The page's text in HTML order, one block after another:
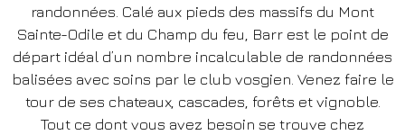
randonnées. Calé aux pieds des massifs du Mont
Sainte-Odile et du Champ du feu, Barr est le point de
départ idéal d’un nombre incalculable de randonnées
balisées avec soins par le club vosgien. Venez faire le
tour de ses chateaux, cascades, forêts et vignoble.
Tout ce dont vous avez besoin se trouve chez